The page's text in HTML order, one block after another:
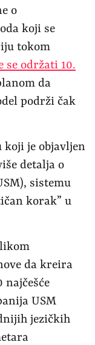
o
koji se
tokom
se održati 10.
da
podrži čak
koji je objavljen
detalja o
sistemu
korak” u
da kreira
najčešće
USM
jezičkih